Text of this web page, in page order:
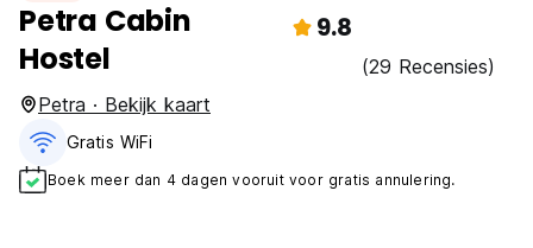
Petra Cabin
Hostel
9.8
(29 Recensies)
Petra · Bekijk kaart
Gratis WiFi
Boek meer dan 4 dagen vooruit voor gratis annulering.